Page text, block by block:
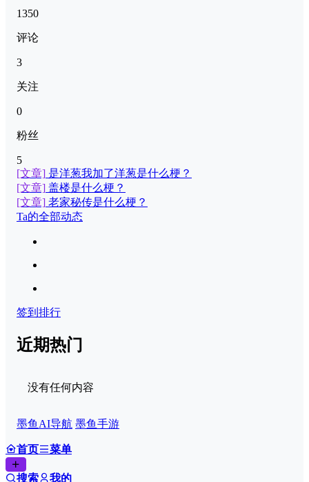
1350
评论
3
关注
0
粉丝
5
[文章] 是洋葱我加了洋葱是什么梗？
[文章] 盖楼是什么梗？
[文章] 老家秘传是什么梗？
Ta的全部动态
签到排行
近期热门
没有任何内容
墨鱼AI导航 墨鱼手游
首页 菜单
搜索 我的